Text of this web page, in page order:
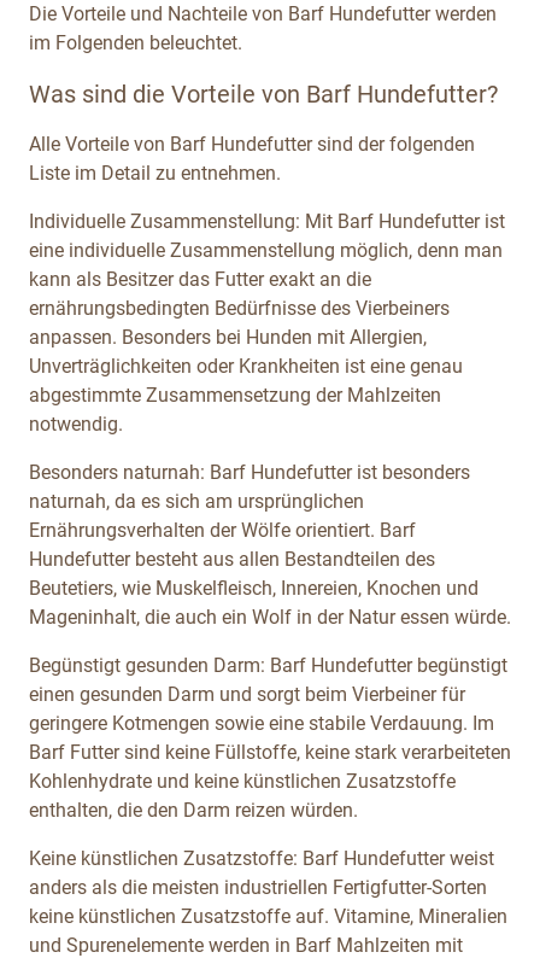
Die Vorteile und Nachteile von Barf Hundefutter werden
im Folgenden beleuchtet.
Was sind die Vorteile von Barf Hundefutter?
Alle Vorteile von Barf Hundefutter sind der folgenden
Liste im Detail zu entnehmen.
Individuelle Zusammenstellung: Mit Barf Hundefutter ist
eine individuelle Zusammenstellung möglich, denn man
kann als Besitzer das Futter exakt an die
ernährungsbedingten Bedürfnisse des Vierbeiners
anpassen. Besonders bei Hunden mit Allergien,
Unverträglichkeiten oder Krankheiten ist eine genau
abgestimmte Zusammensetzung der Mahlzeiten
notwendig.
Besonders naturnah: Barf Hundefutter ist besonders
naturnah, da es sich am ursprünglichen
Ernährungsverhalten der Wölfe orientiert. Barf
Hundefutter besteht aus allen Bestandteilen des
Beutetiers, wie Muskelfleisch, Innereien, Knochen und
Mageninhalt, die auch ein Wolf in der Natur essen würde.
Begünstigt gesunden Darm: Barf Hundefutter begünstigt
einen gesunden Darm und sorgt beim Vierbeiner für
geringere Kotmengen sowie eine stabile Verdauung. Im
Barf Futter sind keine Füllstoffe, keine stark verarbeiteten
Kohlenhydrate und keine künstlichen Zusatzstoffe
enthalten, die den Darm reizen würden.
Keine künstlichen Zusatzstoffe: Barf Hundefutter weist
anders als die meisten industriellen Fertigfutter-Sorten
keine künstlichen Zusatzstoffe auf. Vitamine, Mineralien
und Spurenelemente werden in Barf Mahlzeiten mit